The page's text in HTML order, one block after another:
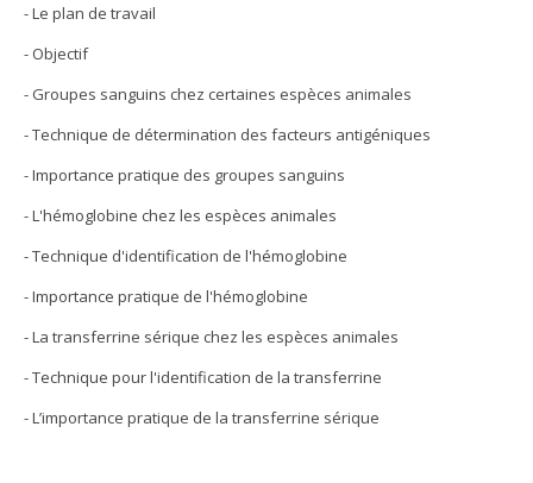
- Le plan de travail
- Objectif
- Groupes sanguins chez certaines espèces animales
- Technique de détermination des facteurs antigéniques
- Importance pratique des groupes sanguins
- L'hémoglobine chez les espèces animales
- Technique d'identification de l'hémoglobine
- Importance pratique de l'hémoglobine
- La transferrine sérique chez les espèces animales
- Technique pour l'identification de la transferrine
- L’importance pratique de la transferrine sérique